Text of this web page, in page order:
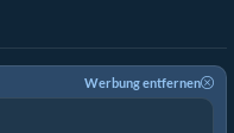
Werbung entfernen